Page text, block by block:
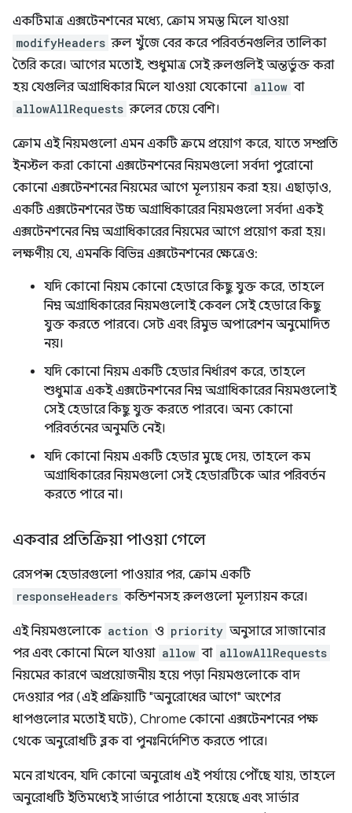
একটিমাত্র এক্সটেনশনের মধ্যে, ক্রোম সমস্ত মিলে যাওয়া
modifyHeaders রুল খুঁজে বের করে পরিবর্তনগুলির তালিকা
তৈরি করে। আগের মতোই, শুধুমাত্র সেই রুলগুলিই অন্তর্ভুক্ত করা
হয় যেগুলির অগ্রাধিকার মিলে যাওয়া যেকোনো allow বা
allowAllRequests রুলের চেয়ে বেশি।
ক্রোম এই নিয়মগুলো এমন একটি ক্রমে প্রয়োগ করে, যাতে সম্প্রতি
ইনস্টল করা কোনো এক্সটেনশনের নিয়মগুলো সর্বদা পুরোনো
কোনো এক্সটেনশনের নিয়মের আগে মূল্যায়ন করা হয়। এছাড়াও,
একটি এক্সটেনশনের উচ্চ অগ্রাধিকারের নিয়মগুলো সর্বদা একই
এক্সটেনশনের নিম্ন অগ্রাধিকারের নিয়মের আগে প্রয়োগ করা হয়।
লক্ষণীয় যে, এমনকি বিভিন্ন এক্সটেনশনের ক্ষেত্রেও:
যদি কোনো নিয়ম কোনো হেডারে কিছু যুক্ত করে, তাহলে
নিম্ন অগ্রাধিকারের নিয়মগুলোই কেবল সেই হেডারে কিছু
যুক্ত করতে পারবে। সেট এবং রিমুভ অপারেশন অনুমোদিত
নয়।
যদি কোনো নিয়ম একটি হেডার নির্ধারণ করে, তাহলে
শুধুমাত্র একই এক্সটেনশনের নিম্ন অগ্রাধিকারের নিয়মগুলোই
সেই হেডারে কিছু যুক্ত করতে পারবে। অন্য কোনো
পরিবর্তনের অনুমতি নেই।
যদি কোনো নিয়ম একটি হেডার মুছে দেয়, তাহলে কম
অগ্রাধিকারের নিয়মগুলো সেই হেডারটিকে আর পরিবর্তন
করতে পারে না।
একবার প্রতিক্রিয়া পাওয়া গেলে
রেসপন্স হেডারগুলো পাওয়ার পর, ক্রোম একটি
responseHeaders কন্ডিশনসহ রুলগুলো মূল্যায়ন করে।
এই নিয়মগুলোকে action ও priority অনুসারে সাজানোর
পর এবং কোনো মিলে যাওয়া allow বা allowAllRequests
নিয়মের কারণে অপ্রয়োজনীয় হয়ে পড়া নিয়মগুলোকে বাদ
দেওয়ার পর (এই প্রক্রিয়াটি "অনুরোধের আগে" অংশের
ধাপগুলোর মতোই ঘটে), Chrome কোনো এক্সটেনশনের পক্ষ
থেকে অনুরোধটি ব্লক বা পুনঃনির্দেশিত করতে পারে।
মনে রাখবেন, যদি কোনো অনুরোধ এই পর্যায়ে পৌঁছে যায়, তাহলে
অনুরোধটি ইতিমধ্যেই সার্ভারে পাঠানো হয়েছে এবং সার্ভার